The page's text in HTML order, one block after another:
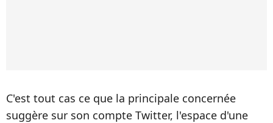
C'est tout cas ce que la principale concernée
suggère sur son compte Twitter, l'espace d'une